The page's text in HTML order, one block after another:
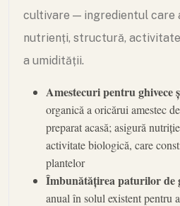
cultivare — ingredientul care
nutrienți, structură,
a umidității.
Amestecuri pentru ghivece
organică a oricărui amestec
preparat acasă; asigură
activitate biologică, care
plantelor
Îmbunătățirea paturilor de
anual în solul existent pentru